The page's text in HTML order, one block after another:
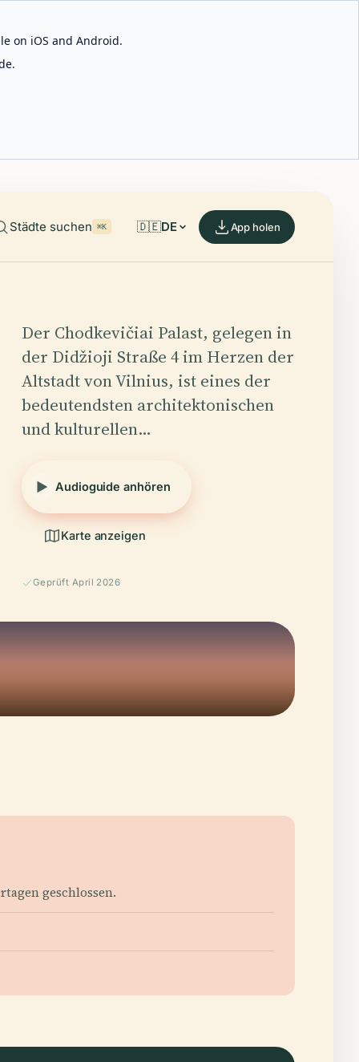
on iOS and Android.
Städte suchen ⌘K 🇩🇪DE App holen
Der Chodkevičiai Palast, gelegen in
der Didžioji Straße 4 im Herzen der
Altstadt von Vilnius, ist eines der
bedeutendsten architektonischen
und kulturellen…
Audioguide anhören
Karte anzeigen
Geprüft April 2026
geschlossen.